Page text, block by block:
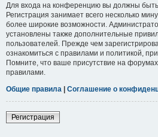
Для входа на конференцию вы должны быть
Регистрация занимает всего несколько
более широкие возможности.
установлены также дополнительные
пользователей. Прежде чем
ознакомиться с правилами и политикой,
Помните, что ваше присутствие на
правилами.
Общие правила | Соглашение о
Регистрация